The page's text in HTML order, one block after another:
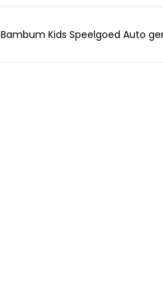
Bambum Kids Speelgoed Auto